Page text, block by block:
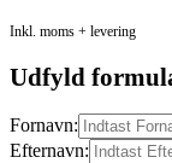
Inkl. moms + levering
Udfyld
Fornavn:
Efternavn: